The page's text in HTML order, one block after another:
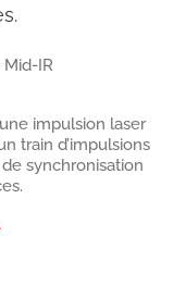
Mid-IR
impulsion laser
train d’impulsions
synchronisation